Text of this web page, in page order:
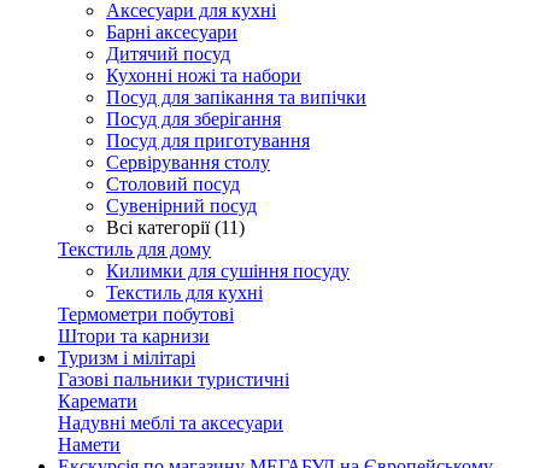
Аксесуари для кухні
Барні аксесуари
Дитячий посуд
Кухонні ножі та набори
Посуд для запікання та випічки
Посуд для зберігання
Посуд для приготування
Сервірування столу
Столовий посуд
Сувенірний посуд
Всі категорії (11)
Текстиль для дому
Килимки для сушіння посуду
Текстиль для кухні
Термометри побутові
Штори та карнизи
Туризм і мілітарі
Газові пальники туристичні
Каремати
Надувні меблі та аксесуари
Намети